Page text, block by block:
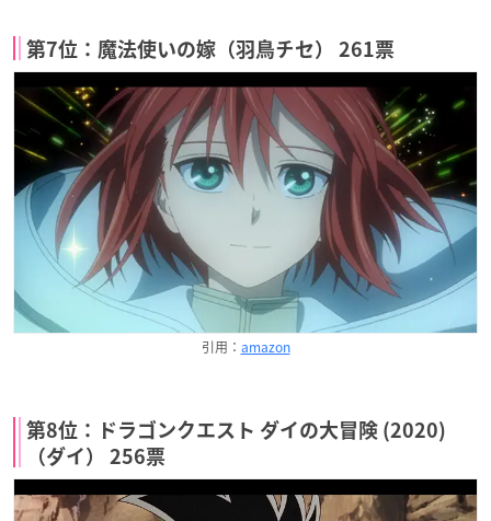
第7位：魔法使いの嫁（羽鳥チセ） 261票
引用： amazon
第8位：ドラゴンクエスト ダイの大冒険 (2020)
（ダイ） 256票